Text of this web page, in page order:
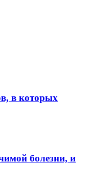
в которых
болезни, и